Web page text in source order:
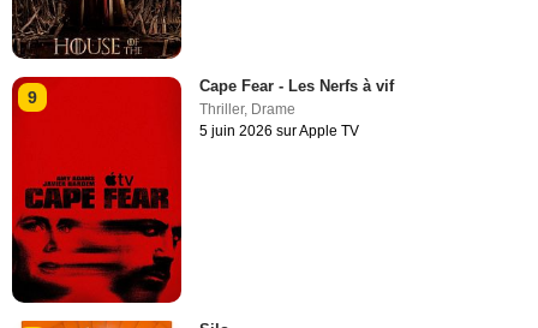
9
Cape Fear - Les Nerfs à vif
Thriller, Drame
5 juin 2026 sur Apple TV